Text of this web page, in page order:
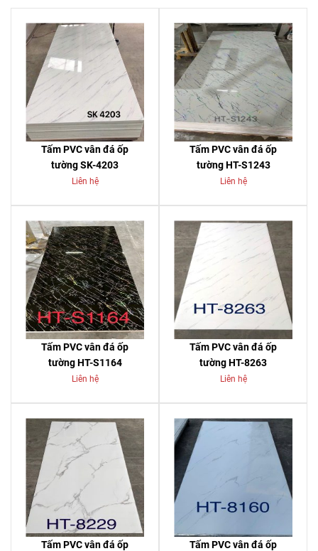
Tấm PVC vân đá ốp
tường SK-4203
Liên hệ
Tấm PVC vân đá ốp
tường HT-S1243
Liên hệ
Tấm PVC vân đá ốp
tường HT-S1164
Liên hệ
Tấm PVC vân đá ốp
tường HT-8263
Liên hệ
Tấm PVC vân đá ốp
Tấm PVC vân đá ốp